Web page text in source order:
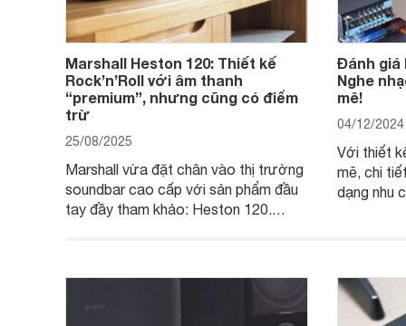
Marshall Heston 120: Thiết kế
Rock’n’Roll với âm thanh
“premium”, nhưng cũng có điểm
trừ
25/08/2025
Marshall vừa đặt chân vào thị trường
soundbar cao cấp với sản phẩm đầu
tay đầy tham khảo: Heston 120.
Đánh giá
Nghe
mê!
04/12/2024
Với thiết
mẽ, chi
dạng nhu
những sự